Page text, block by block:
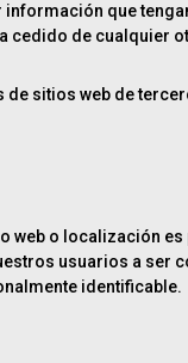
que
cedido de cualquier
sitios web de
web o localización
usuarios a
identificable.